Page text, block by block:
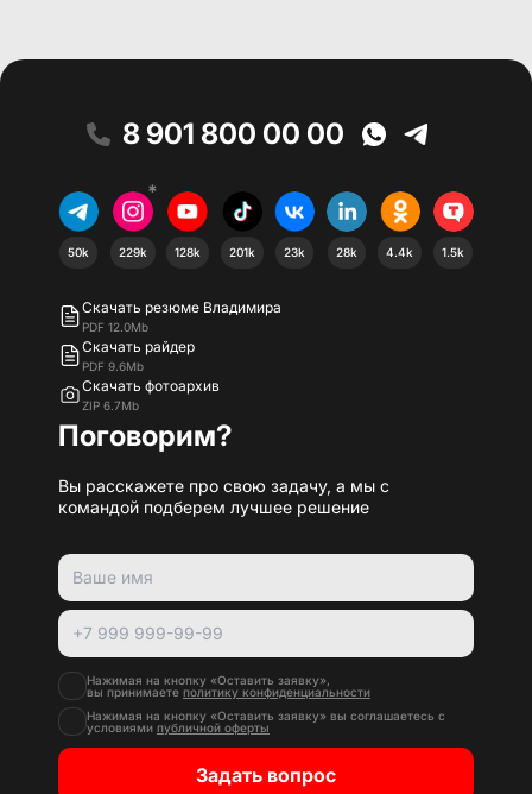
8 901 800 00 00
50k
*
229k 128k 201k 23k 28k 4.4k 1.5k
Скачать резюме Владимира
PDF 12.0Mb
Скачать райдер
PDF 9.6Mb
Скачать фотоархив
ZIP 6.7Mb
Поговорим?
Вы расскажете про свою задачу, а мы с
командой подберем лучшее решение
Нажимая на кнопку «Оставить заявку»,
вы принимаете политику конфиденциальности
Нажимая на кнопку «Оставить заявку» вы соглашаетесь с
условиями публичной оферты
Задать вопрос